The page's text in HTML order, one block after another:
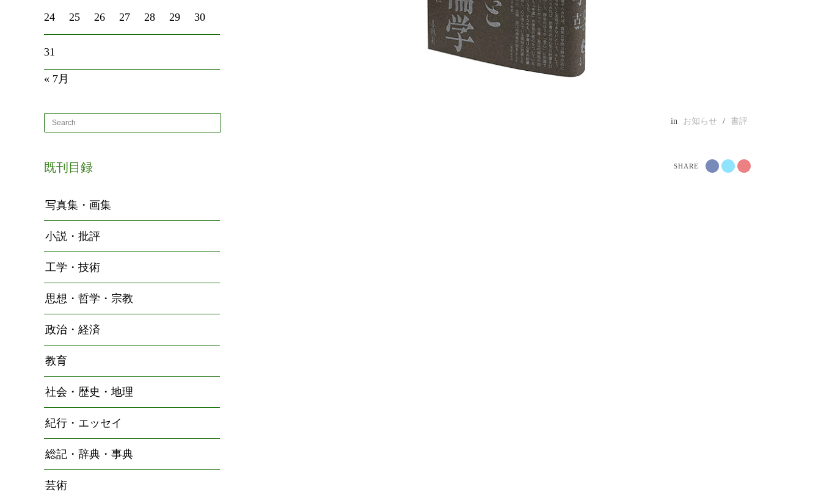
in お知らせ / 書評
SHARE
24 25 26 27 28 29 30
31
« 7月
既刊目録
写真集・画集
小説・批評
工学・技術
思想・哲学・宗教
政治・経済
教育
社会・歴史・地理
紀行・エッセイ
総記・辞典・事典
芸術